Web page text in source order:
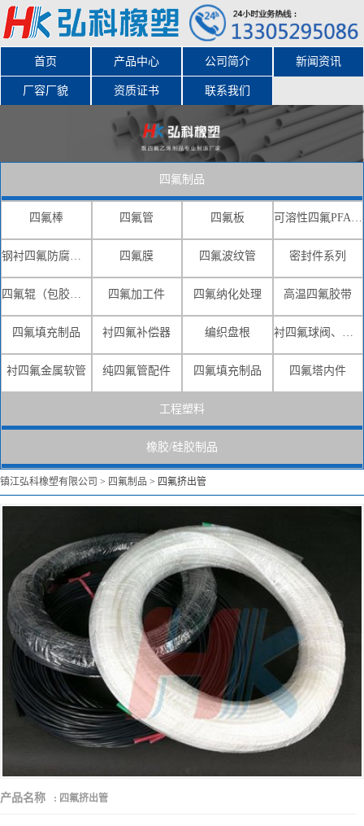
首页 产品中心 公司简介 新闻资讯
厂容厂貌 资质证书 联系我们
四氟制品
四氟棒 四氟管 四氟板 可溶性四氟PFA-FEP(F46)
钢衬四氟防腐系列 四氟膜 四氟波纹管 密封件系列
四氟辊（包胶辊） 四氟加工件 四氟纳化处理 高温四氟胶带
四氟填充制品 衬四氟补偿器 编织盘根 衬四氟球阀、蝶阀
衬四氟金属软管 纯四氟管配件 四氟填充制品 四氟塔内件
工程塑料
橡胶/硅胶制品
镇江弘科橡塑有限公司 > 四氟制品 > 四氟挤出管
产品名称 : 四氟挤出管